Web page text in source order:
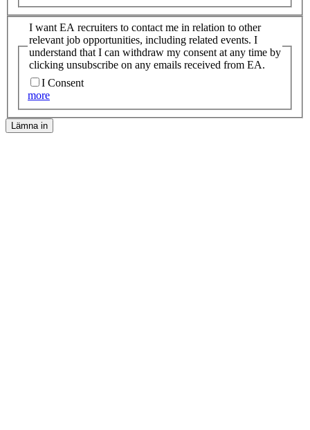
I want EA recruiters to contact me in relation to other
relevant job opportunities, including related events. I
understand that I can withdraw my consent at any time by
clicking unsubscribe on any emails received from EA.
I Consent
more
Lämna in